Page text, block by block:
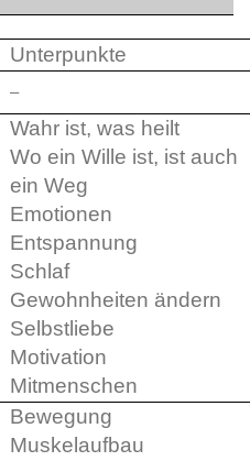
Unterpunkte
–
Wahr ist, was heilt
Wo ein Wille ist, ist auch
ein Weg
Emotionen
Entspannung
Schlaf
Gewohnheiten ändern
Selbstliebe
Motivation
Mitmenschen
Bewegung
Muskelaufbau